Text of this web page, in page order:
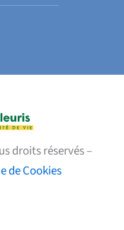
droits réservés –
de Cookies